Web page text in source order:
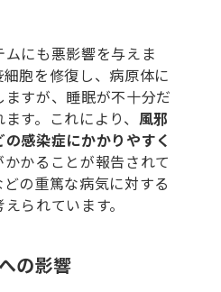
にも悪影響を与えま
胞を修復し、病原体に
すが、睡眠が不十分だ
す。これにより、 風邪
感染症にかかりやすく
かることが報告されて
の重篤な病気に対する
られています。
の影響